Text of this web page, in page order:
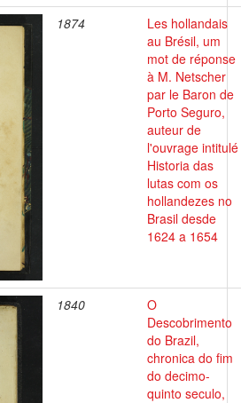
1874
Les hollandais
au Brésil, um
mot de réponse
à M. Netscher
par le Baron de
Porto Seguro,
auteur de
l'ouvrage intitulé
Historia das
lutas com os
hollandezes no
Brasil desde
1624 a 1654
1840
O
Descobrimento
do Brazil,
chronica do fim
do decimo-
quinto seculo,